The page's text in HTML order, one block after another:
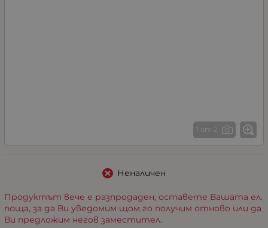
1 от 2
Неналичен
Продуктът вече е разпродаден, оставете Вашата ел.
поща, за да Ви уведомим щом го получим отново или да
Ви предложим негов заместител.